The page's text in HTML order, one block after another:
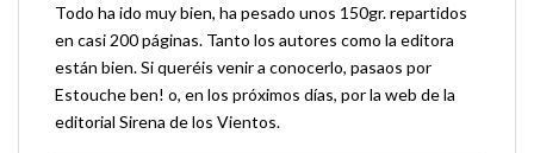
Todo ha ido muy bien, ha pesado unos 150gr. repartidos
en casi 200 páginas. Tanto los autores como la editora
están bien. Si queréis venir a conocerlo, pasaos por
Estouche ben! o, en los próximos días, por la web de la
editorial Sirena de los Vientos.